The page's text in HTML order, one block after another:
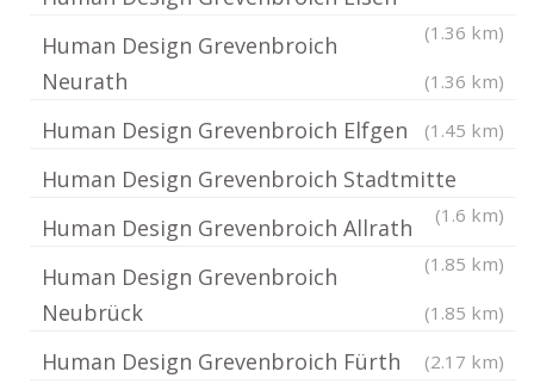
(1.36 km)
Human Design Grevenbroich
Neurath
(1.36 km)
Human Design Grevenbroich Elfgen (1.45 km)
Human Design Grevenbroich Stadtmitte
(1.6 km)
Human Design Grevenbroich Allrath
(1.85 km)
Human Design Grevenbroich
Neubrück
(1.85 km)
Human Design Grevenbroich Fürth (2.17 km)